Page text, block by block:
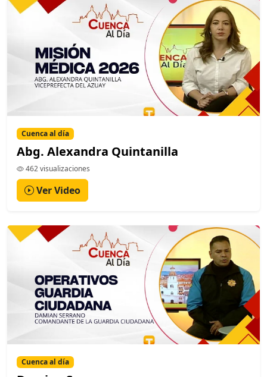
Cuenca al día
Abg. Alexandra Quintanilla
462 visualizaciones
Ver Video
Cuenca al día